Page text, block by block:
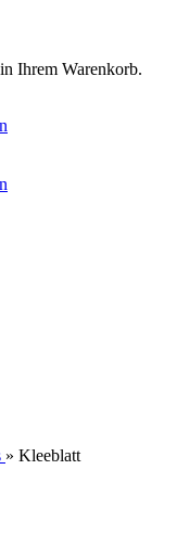
Ihrem Warenkorb.
» Kleeblatt